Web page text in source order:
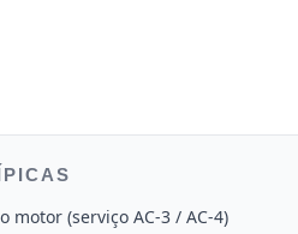
motor (serviço AC-3 / AC-4)